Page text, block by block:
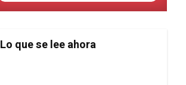
Lo que se lee ahora